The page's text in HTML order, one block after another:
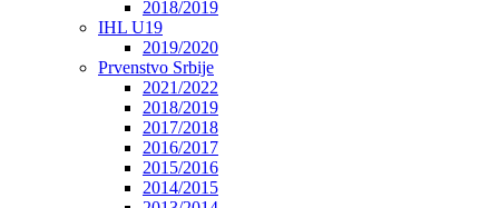
2018/2019
IHL U19
2019/2020
Prvenstvo Srbije
2021/2022
2018/2019
2017/2018
2016/2017
2015/2016
2014/2015